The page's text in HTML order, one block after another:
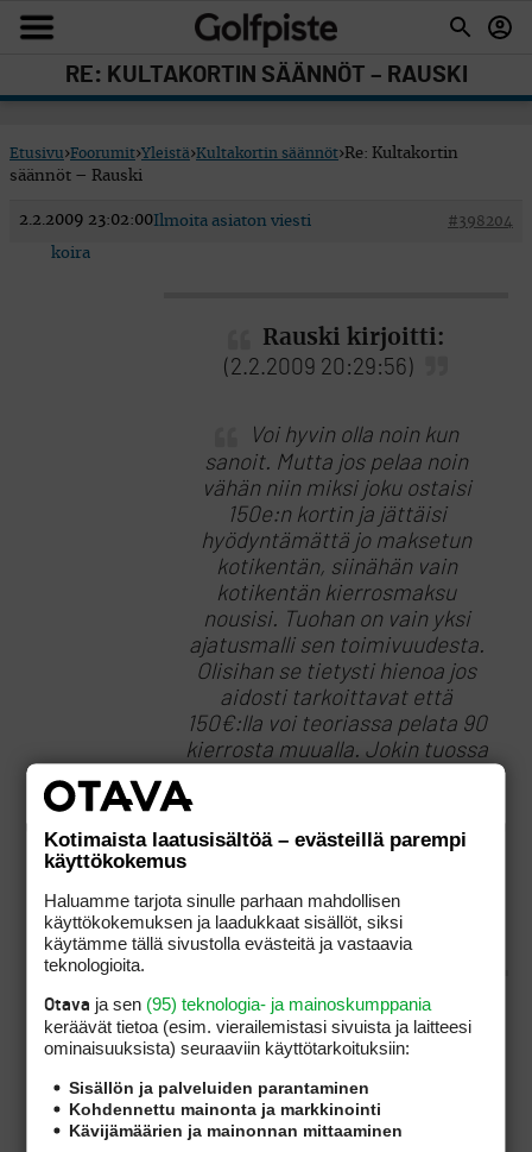
RE: KULTAKORTIN SÄÄNNÖT – RAUSKI
Etusivu›Foorumit›Yleistä›Kultakortin säännöt›Re: Kultakortin
säännöt – Rauski
2.2.2009 23:02:00 #398204
Ilmoita asiaton viesti
koira
Rauski kirjoitti:
(2.2.2009 20:29:56)
Voi hyvin olla noin kun
sanoit. Mutta jos pelaa noin
vähän niin miksi joku ostaisi
150e:n kortin ja jättäisi
hyödyntämättä jo maksetun
kotikentän, siinähän vain
kotikentän kierrosmaksu
nousisi. Tuohan on vain yksi
ajatusmalli sen toimivuudesta.
Olisihan se tietysti hienoa jos
aidosti tarkoittavat että
150€:lla voi teoriassa pelata 90
kierrosta muualla. Jokin tuossa
mättää. Kun ei niitä lisäohjeita
ole edelleenkään näkynyt vaikka
Kysy jos on jotain epäselvää.
Kuten sanoit on hienoa että 150€:lla voi pelata
90 kierrosta muualla. Mikään ei mätä ja
jäsenkenttien toimistoista saa varmasti kaiken
Kotimaista laatusisältöä – evästeillä parempi
käyttökokemus
Haluamme tarjota sinulle parhaan mahdollisen
käyttökokemuksen ja laadukkaat sisällöt, siksi
käytämme tällä sivustolla evästeitä ja vastaavia
teknologioita.
Otava ja sen (95) teknologia- ja mainoskumppania
keräävät tietoa (esim. vierailemis­tasi sivuista ja laitteesi
ominaisuuk­sista) seuraaviin käyttötarkoituksiin:
Sisällön ja palveluiden parantaminen
Kohdennettu mainonta ja markkinointi
Kävijämäärien ja mainonnan mittaaminen